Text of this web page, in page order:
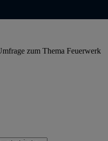
zum Thema Feuerwerk